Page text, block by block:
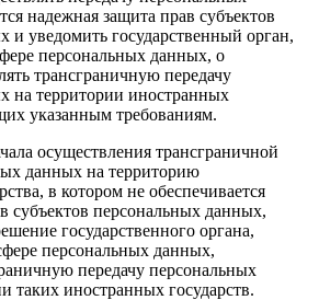
надежная защита прав субъектов
и уведомить государственный орган,
персональных данных, о
трансграничную передачу
на территории иностранных
указанным требованиям.
осуществления трансграничной
данных на территорию
в котором не обеспечивается
субъектов персональных данных,
государственного органа,
персональных данных,
передачу персональных
таких иностранных государств.